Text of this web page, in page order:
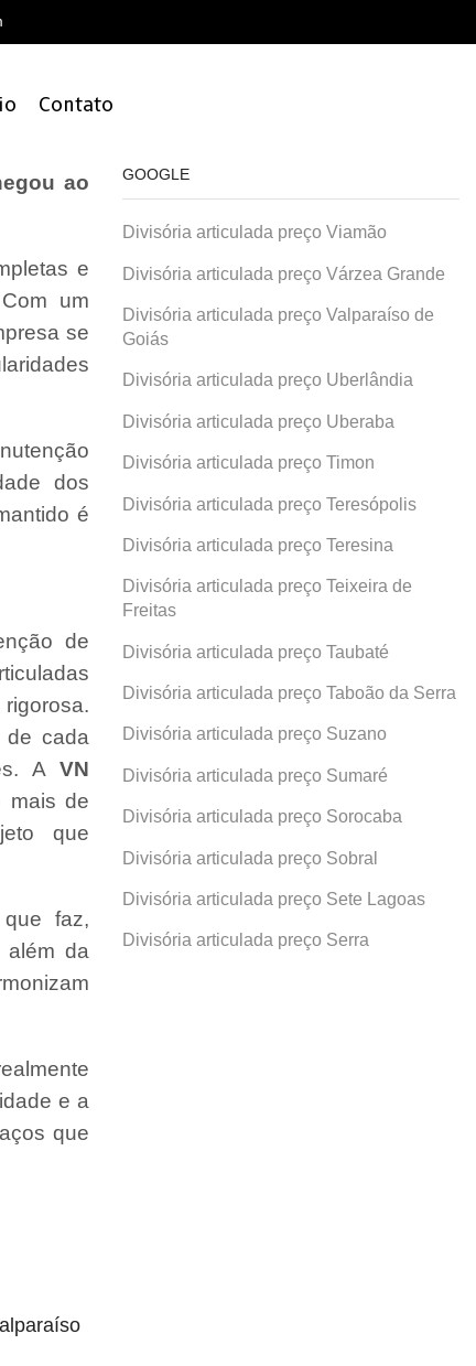
Contato
ao
e
um
se
dos
é
de
de cada
A VN
mais de
que
faz,
além da
e a
que
GOOGLE
Divisória articulada preço Viamão
Divisória articulada preço Várzea Grande
Divisória articulada preço Valparaíso de
Goiás
Divisória articulada preço Uberlândia
Divisória articulada preço Uberaba
Divisória articulada preço Timon
Divisória articulada preço Teresópolis
Divisória articulada preço Teresina
Divisória articulada preço Teixeira de
Freitas
Divisória articulada preço Taubaté
Divisória articulada preço Taboão da Serra
Divisória articulada preço Suzano
Divisória articulada preço Sumaré
Divisória articulada preço Sorocaba
Divisória articulada preço Sobral
Divisória articulada preço Sete Lagoas
Divisória articulada preço Serra